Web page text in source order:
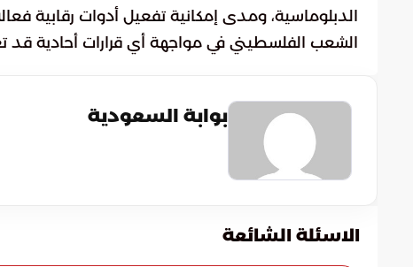
الدبلوماسية، ومدى إمكانية تفعيل أدوات
الشعب الفلسطيني في مواجهة أي قرارات أحادية
بوابة السعودية
الاسئلة الشائعة